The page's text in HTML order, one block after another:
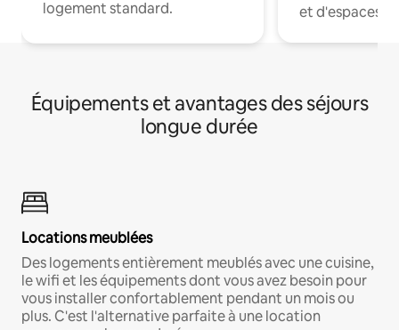
logement standard.
et d'espaces
Équipements et avantages des séjours
longue durée
Locations meublées
Des logements entièrement meublés avec une cuisine,
le wifi et les équipements dont vous avez besoin pour
vous installer confortablement pendant un mois ou
plus. C'est l'alternative parfaite à une location